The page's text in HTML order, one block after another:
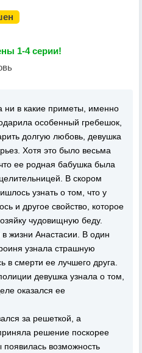
1-4 серии!
ни в какие приметы, именно
особенный гребешок,
долгую любовь, девушка
Хотя это было весьма
ее родная бабушка была
В скором
узнать о том, что у
и другое свойство, которое
чудовищную беду.
жизни Анастасии. В один
узнала страшную
в смерти ее лучшего друга.
девушка узнала о том,
оказался ее
за решеткой, а
решение поскорее
появилась возможность